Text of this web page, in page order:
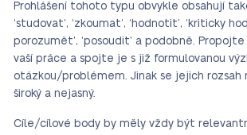
Prohlášení tohoto typu obvykle obsahují
‘studovat’, ‘zkoumat’, ‘hodnotit’, ‘kriticky
porozumět’, ‘posoudit’ a podobně.
vaší práce a spojte je s již formulovanou
otázkou/problémem. Jinak se jejich rozsah
široký a nejasný.
Cíle/cílové body by měly vždy být